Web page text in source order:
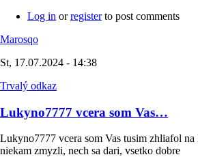
Log in orregisterto post comments
Marosqo
St, 17.07.2024 - 14:38
Trvalý odkaz
Lukyno7777 vcera som Vas…
Lukyno7777 vcera som Vas tusim zhliafol
niekam zmyzli, nech sa dari, vsetko dobre